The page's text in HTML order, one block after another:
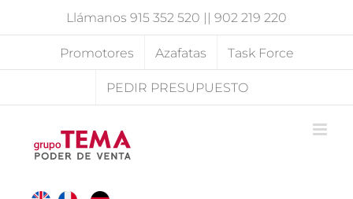
Llámanos 915 352 520 || 902 219 220
Promotores Azafatas Task Force
PEDIR PRESUPUESTO